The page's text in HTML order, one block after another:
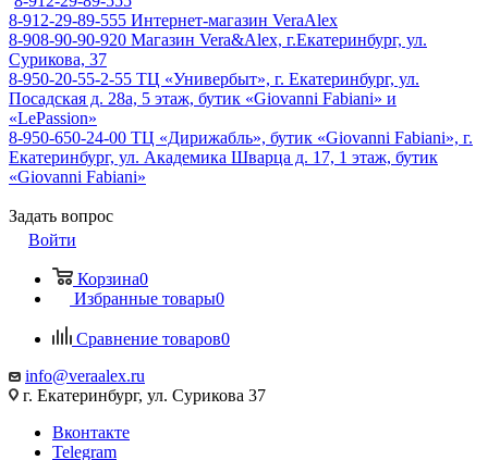
8-912-29-89-555 Интернет-магазин VeraAlex
8-908-90-90-920 Магазин Vera&Alex, г.Екатеринбург, ул.
Сурикова, 37
8-950-20-55-2-55 ТЦ «Универбыт», г. Екатеринбург, ул.
Посадская д. 28а, 5 этаж, бутик «Giovanni Fabiani» и
«LePassion»
8-950-650-24-00 ТЦ «Дирижабль», бутик «Giovanni Fabiani», г.
Екатеринбург, ул. Академика Шварца д. 17, 1 этаж, бутик
«Giovanni Fabiani»
Задать вопрос
Войти
Корзина0
Избранные товары0
Сравнение товаров0
info@veraalex.ru
г. Екатеринбург, ул. Сурикова 37
Вконтакте
Telegram